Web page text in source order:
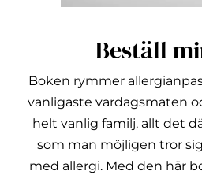
Beställ
Boken rymmer
vanligaste vardagsmaten
helt vanlig familj, allt det
som man möjligen tror
med allergi. Med den här